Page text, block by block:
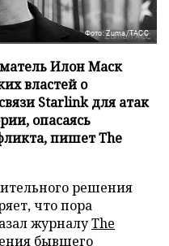
Фото: Zuma/ТАСС
Илон Маск
властей о
Starlink для атак
опасаясь
пишет The
решения
что пора
журналуThe
бывшего